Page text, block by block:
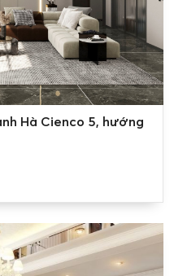
Biệt thự có diện tích là
mật độ xây dựng 50%
Hà Cienco 5, hướng